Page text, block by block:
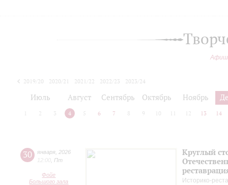
2019/20 2020/21 2021/22 2022/23
2023/24
Июль Август Сентябрь Октябрь Ноябрь
2 3 4 5 6 7 8 9 10 12 13 14
30 января 2026
12:00 Пт
Фойе
Большого зала
Круглый
Историко-